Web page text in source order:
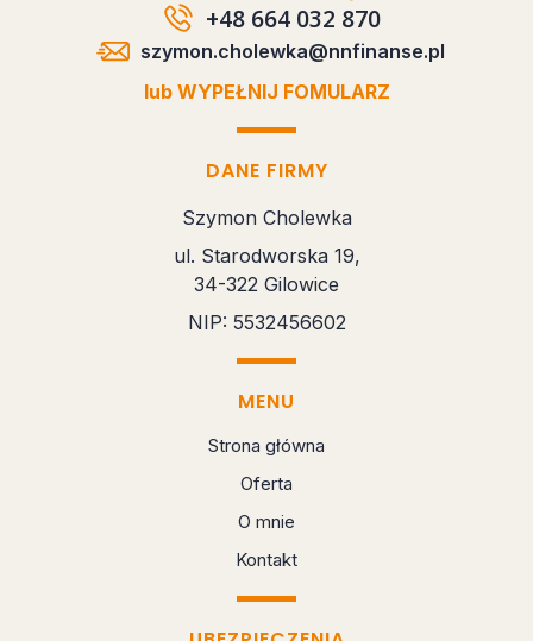
DANE FIRMY
Szymon Cholewka
ul. Starodworska 19,
34-322 Gilowice
NIP: 5532456602
MENU
Strona główna
Oferta
O mnie
Kontakt
+48 664 032 870
szymon.cholewka@nnfinanse.pl
lub WYPEŁNIJ FOMULARZ